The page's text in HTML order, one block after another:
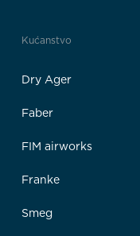
Kućanstvo
Dry Ager
Faber
FIM airworks
Franke
Smeg